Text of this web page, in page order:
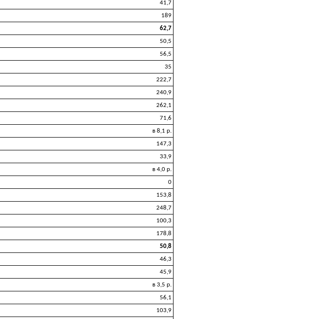
41,7
189
62,7
50,5
56,5
35
222,7
240,9
262,1
71,6
в 8,1 р.
147,3
33,9
в 4,0 р.
0
153,8
248,7
100,3
178,8
50,8
46,3
45,9
в 3,5 р.
56,1
103,9